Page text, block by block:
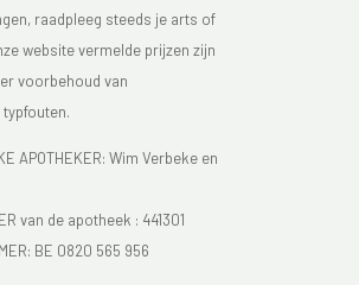
raadpleeg steeds je arts of
website vermelde prijzen zijn
voorbehoud van
APOTHEKER: Wim Verbeke en
van de apotheek : 441301
BE 0820 565 956